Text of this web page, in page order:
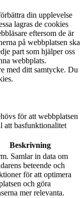
din upplevelse
lagras de cookies
eftersom de är
på webbplatsen ska
part som hjälper oss
webbplats.
med ditt samtycke. Du
för att webbplatsen
att basfunktionalitet
Beskrivning
Samlar in data om
beteende och
för att optimera
och göra
mer relevanta.